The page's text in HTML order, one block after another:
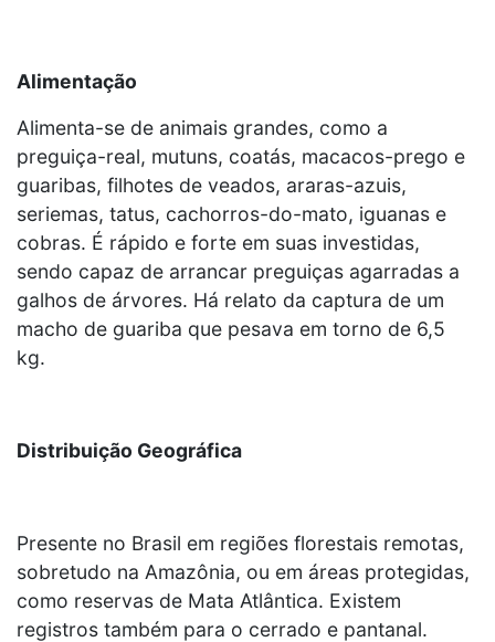
Alimentação
Alimenta-se de animais grandes, como a
preguiça-real, mutuns, coatás, macacos-prego e
guaribas, filhotes de veados, araras-azuis,
seriemas, tatus, cachorros-do-mato, iguanas e
cobras. É rápido e forte em suas investidas,
sendo capaz de arrancar preguiças agarradas a
galhos de árvores. Há relato da captura de um
macho de guariba que pesava em torno de 6,5
kg.
Distribuição Geográfica
Presente no Brasil em regiões florestais remotas,
sobretudo na Amazônia, ou em áreas protegidas,
como reservas de Mata Atlântica. Existem
registros também para o cerrado e pantanal.